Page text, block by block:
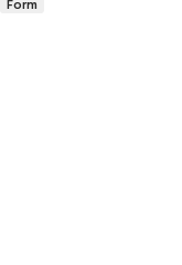
Form